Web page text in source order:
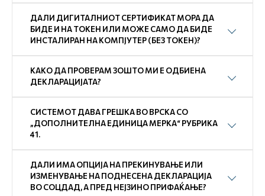
ДАЛИ ДИГИТАЛНИОТ СЕРТИФИКАТ МОРА ДА
БИДЕ И НА ТОКЕН ИЛИ МОЖЕ САМО ДА БИДЕ
ИНСТАЛИРАН НА КОМПЈУТЕР (БЕЗ ТОКЕН)?
КАКО ДА ПРОВЕРАМ ЗОШТО МИ Е ОДБИЕНА
ДЕКЛАРАЦИЈАТА?
СИСТЕМОТ ДАВА ГРЕШКА ВО ВРСКА СО
„ДОПОЛНИТЕЛНА ЕДИНИЦА МЕРКА“ РУБРИКА
41.
ДАЛИ ИМА ОПЦИЈА НА ПРЕКИНУВАЊЕ ИЛИ
ИЗМЕНУВАЊЕ НА ПОДНЕСЕНА ДЕКЛАРАЦИЈА
ВО СОЦДАД, А ПРЕД НЕЈЗИНО ПРИФАЌАЊЕ?